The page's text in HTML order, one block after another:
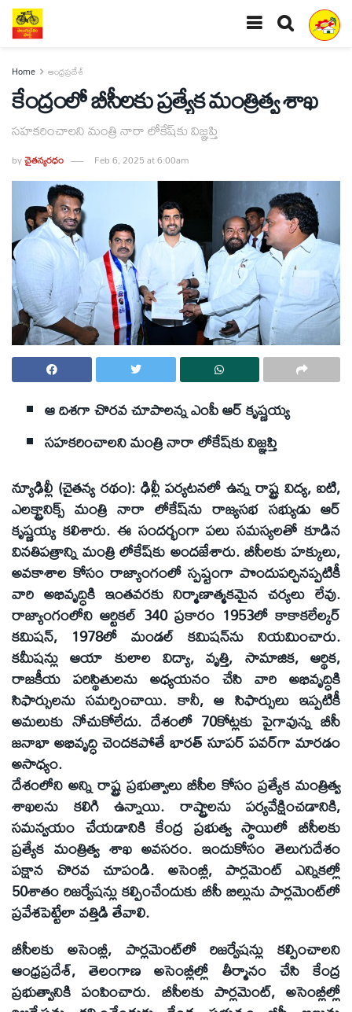
Home ఆంధ్రప్రదేశ్
కేంద్రంలో బీసీలకు ప్రత్యేక మంత్రిత్వ శాఖ
సహకరించాలని మంత్రి నారా లోకేష్‌కు విజ్ఞప్తి
byచైతన్యరధం Feb 6, 2025 at 6:00am
ఆ దిశగా చొరవ చూపాలన్న ఎంపీ ఆర్‌ కృష్ణయ్య
సహకరించాలని మంత్రి నారా లోకేష్‌కు విజ్ఞప్తి
న్యూఢిల్లీ (చైతన్య రథం): ఢిల్లీ పర్యటనలో ఉన్న రాష్ట్ర విద్య, ఐటి,
ఎలక్ట్రానిక్స్‌ మంత్రి నారా లోకేష్‌ను రాజ్యసభ సభ్యుడు ఆర్‌
కృష్ణయ్య కలిశారు. ఈ సందర్భంగా పలు సమస్యలతో కూడిన
వినతిపత్రాన్ని మంత్రి లోకేష్‌కు అందజేశారు. బీసీలకు హక్కులు,
అవకాశాల కోసం రాజ్యాంగంలో స్పష్టంగా పొందుపర్చినప్పటికీ
వారి అభివృద్ధికి ఇంతవరకు నిర్మాణాత్మకమైన చర్యలు లేవు.
రాజ్యాంగంలోని ఆర్టికల్‌ 340 ప్రకారం 1953లో కాకాకలేల్కర్‌
కమిషన్‌, 1978లో మండల్‌ కమిషన్‌ను నియమించారు.
కమీషన్లు ఆయా కులాల విద్యా, వృత్తి, సామాజిక, ఆర్థిక,
రాజకీయ పరిస్థితులను అధ్యయనం చేసి వారి అభివృద్ధికి
సిఫార్సులను సమర్పించాయి. కానీ, ఆ సిఫార్సులు ఇప్పటికీ
అమలుకు నోచుకోలేదు. దేశంలో 70కోట్లకు పైగావున్న బీసీ
జనాభా అభివృద్ధి చెందకపోతే భారత్‌ సూపర్‌ పవర్‌గా మారడం
అసాధ్యం.
దేశంలోని అన్ని రాష్ట్ర ప్రభుత్వాలు బీసీల కోసం ప్రత్యేక మంత్రిత్వ
శాఖలను కలిగి ఉన్నాయి. రాష్ట్రాలను పర్యవేక్షించడానికి,
సమన్వయం చేయడానికి కేంద్ర ప్రభుత్వ స్థాయిలో బీసీలకు
ప్రత్యేక మంత్రిత్వ శాఖ అవసరం. ఇందుకోసం తెలుగుదేశం
పక్షాన చొరవ చూపండి. అసెంబ్లీ, పార్లమెంట్‌ ఎన్నికల్లో
50శాతం రిజర్వేషన్లు కల్పించేందుకు బీసీ బిల్లును పార్లమెంట్‌లో
ప్రవేశపెట్టేలా వత్తిడి తేవాలి.
బీసీలకు అసెంబ్లీ, పార్లమెంట్‌లో రిజర్వేషన్లు కల్పించాలని
ఆంధ్రప్రదేశ్‌, తెలంగాణ అసెంబ్లీల్లో తీర్మానం చేసి కేంద్ర
ప్రభుత్వానికి పంపించారు. బీసీలకు పార్లమెంట్‌, అసెంబ్లీల్లో